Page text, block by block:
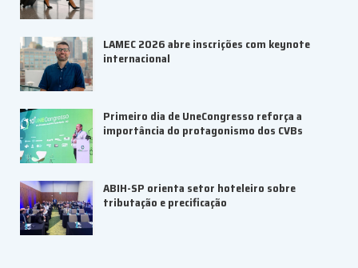
LAMEC 2026 abre inscrições com keynote
internacional
Primeiro dia de UneCongresso reforça a
importância do protagonismo dos CVBs
ABIH-SP orienta setor hoteleiro sobre
tributação e precificação